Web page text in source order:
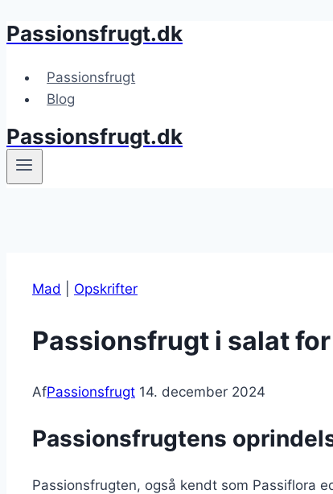
Fortsæt
indhold
Passionsfrugt.dk
Passionsfrugt
Blog
Passionsfrugt.dk
Mad Opskrifter
Passionsfrugt i salat
AfPassionsfrugt 14. december 2024
Passionsfrugtens
Passionsfrugten, også kendt som Passiflora